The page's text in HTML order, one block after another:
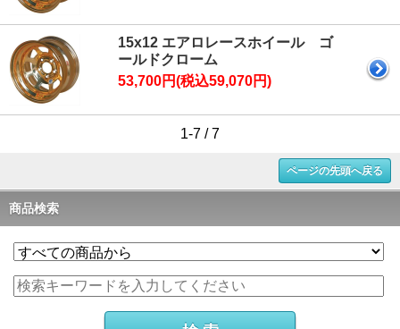
15x12 エアロレースホイール ゴ
ールドクローム
53,700円(税込59,070円)
1-7 / 7
ページの先頭へ戻る
商品検索